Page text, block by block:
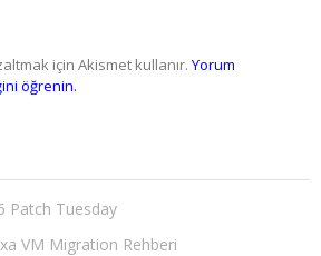
için Akismet kullanır. Yorum
öğrenin.
Patch Tuesday
VM Migration Rehberi